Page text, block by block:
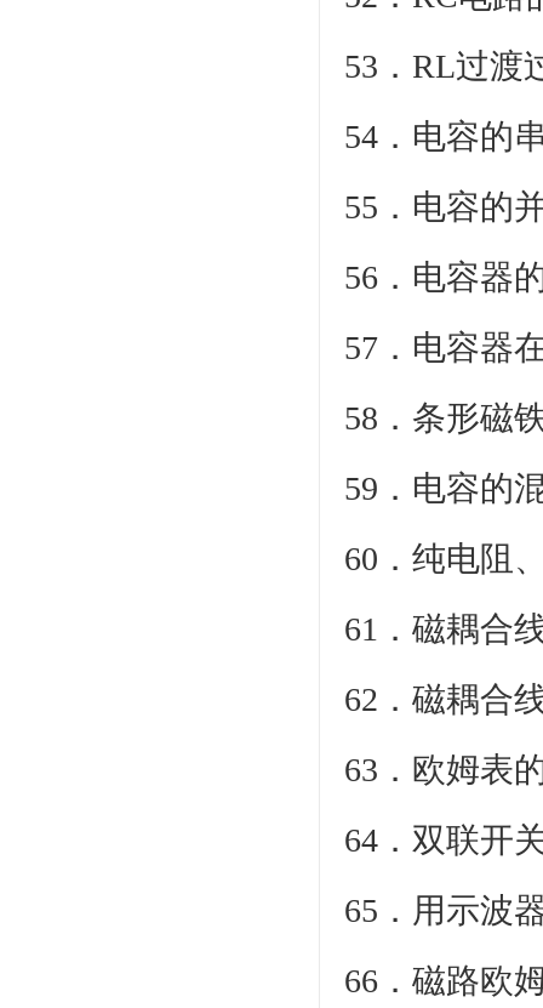
53．
54．
55．电容的
56．电容器
57．电容器
58．条形磁
59．电容的
60．纯电阻
61．磁耦合
62．磁耦合
63．欧姆表
64．双联开
65．用示波
66．磁路欧